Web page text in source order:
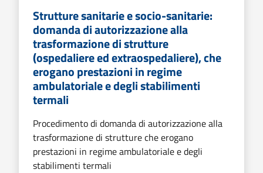
Strutture sanitarie e socio-sanitarie:
domanda di autorizzazione alla
trasformazione di strutture
(ospedaliere ed extraospedaliere), che
erogano prestazioni in regime
ambulatoriale e degli stabilimenti
termali
Procedimento di domanda di autorizzazione alla
trasformazione di strutture che erogano
prestazioni in regime ambulatoriale e degli
stabilimenti termali